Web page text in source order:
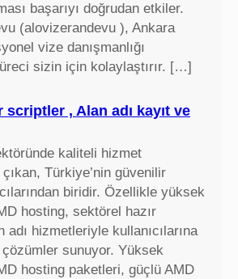
başarıyı doğrudan etkiler.
(alovizerandevu ), Ankara
vize danışmanlığı
sizin için kolaylaştırır. […]
scriptler , Alan adı kayıt ve
kaliteli hizmet
çıkan, Türkiye’nin güvenilir
biridir. Özellikle yüksek
hosting, sektörel hazır
hizmetleriyle kullanıcılarına
çözümler sunuyor. Yüksek
hosting paketleri, güçlü AMD